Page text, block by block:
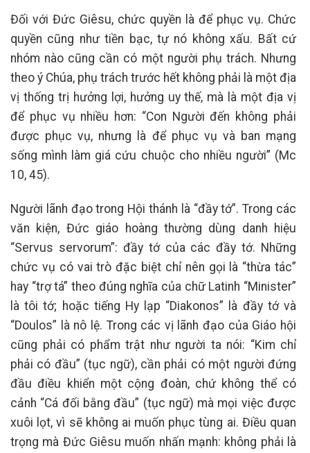
Đối với Đức Giêsu, chức quyền là để phục vụ. Chức
quyền cũng như tiền bạc, tự nó không xấu. Bất cứ
nhóm nào cũng cần có một người phụ trách. Nhưng
theo ý Chúa, phụ trách trước hết không phải là một địa
vị thống trị hưởng lợi, hưởng uy thế, mà là một địa vị
để phục vụ nhiều hơn: “Con Người đến không phải
được phục vụ, nhưng là để phục vụ và ban mạng
sống mình làm giá cứu chuộc cho nhiều người” (Mc
10, 45).
Người lãnh đạo trong Hội thánh là “đầy tớ”. Trong các
văn kiện, Đức giáo hoàng thường dùng danh hiệu
“Servus servorum”: đầy tớ của các đầy tớ. Những
chức vụ có vai trò đặc biệt chỉ nên gọi là “thừa tác”
hay “trợ tá” theo đúng nghĩa của chữ Latinh “Minister”
là tôi tớ; hoặc tiếng Hy lạp “Diakonos” là đầy tớ và
“Doulos” là nô lệ. Trong các vị lãnh đạo của Giáo hội
cũng phải có phẩm trật như người ta nói: “Kim chỉ
phải có đầu” (tục ngữ), cần phải có một người đứng
đầu điều khiển một cộng đoàn, chứ không thể có
cảnh “Cá đối bằng đầu” (tục ngữ) mà mọi việc được
xuôi lọt, vì sẽ không ai muốn phục tùng ai. Điều quan
trọng mà Đức Giêsu muốn nhấn mạnh: không phải là